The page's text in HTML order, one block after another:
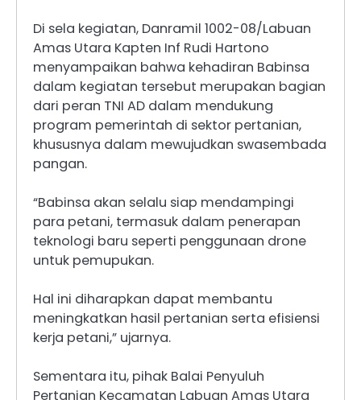
Di sela kegiatan, Danramil 1002-08/Labuan
Amas Utara Kapten Inf Rudi Hartono
menyampaikan bahwa kehadiran Babinsa
dalam kegiatan tersebut merupakan bagian
dari peran TNI AD dalam mendukung
program pemerintah di sektor pertanian,
khususnya dalam mewujudkan swasembada
pangan.
“Babinsa akan selalu siap mendampingi
para petani, termasuk dalam penerapan
teknologi baru seperti penggunaan drone
untuk pemupukan.
Hal ini diharapkan dapat membantu
meningkatkan hasil pertanian serta efisiensi
kerja petani,” ujarnya.
Sementara itu, pihak Balai Penyuluh
Pertanian Kecamatan Labuan Amas Utara